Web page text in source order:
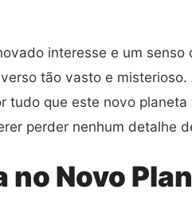
interesse e um senso
tão vasto e
tudo que este novo planeta
perder nenhum detalhe
Novo